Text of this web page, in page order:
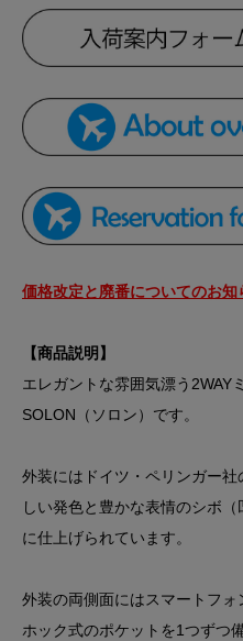
価格改定と廃番についてのお知
【商品説明】
エレガントな雰囲気漂う2WAY
SOLON（ソロン）です。
外装にはドイツ・ペリンガー
しい発色と豊かな表情のシボ
に仕上げられています。
外装の両側面にはスマートフ
ホック式のポケットを1つずつ